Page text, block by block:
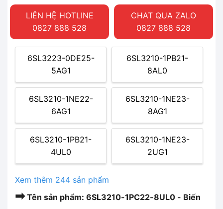
LIÊN HỆ HOTLINE
0827 888 528
CHAT QUA ZALO
0827 888 528
6SL3223-0DE25-
5AG1
6SL3210-1PB21-
8AL0
6SL3210-1NE22-
6AG1
6SL3210-1NE23-
8AG1
6SL3210-1PB21-
4UL0
6SL3210-1NE23-
2UG1
Xem thêm 244 sản phẩm
➡Tên sản phẩm: 6SL3210-1PC22-8UL0 - Biến